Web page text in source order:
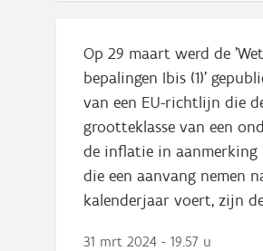
Op 29 maart werd de
bepalingen Ibis (1)'
van een EU-richtlijn die
grootteklasse van een
de inflatie in aanmerking
die een aanvang nemen
kalenderjaar voert, zijn
31 mrt 2024 - 19.57 u